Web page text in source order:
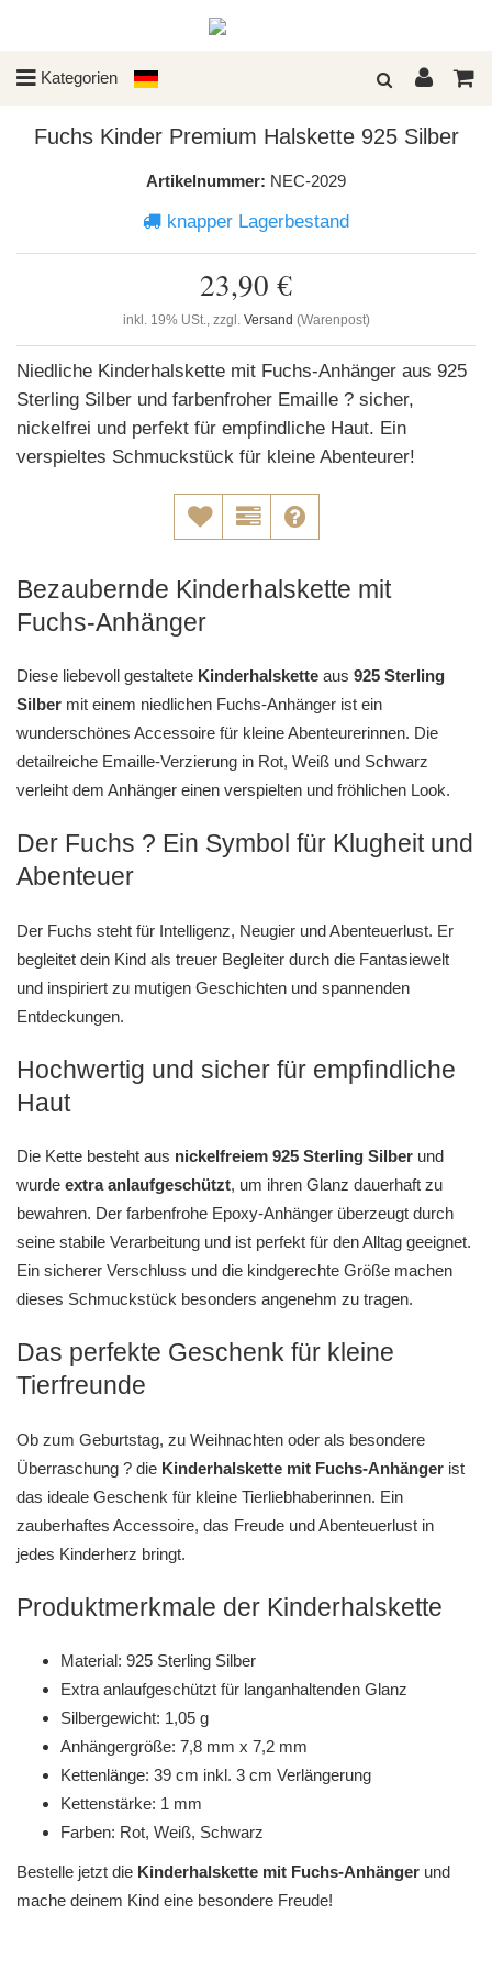
Kategorien
Fuchs Kinder Premium Halskette 925 Silber
Artikelnummer: NEC-2029
knapper Lagerbestand
23,90 €
inkl. 19% USt., zzgl. Versand (Warenpost)
Niedliche Kinderhalskette mit Fuchs-Anhänger aus 925
Sterling Silber und farbenfroher Emaille ? sicher,
nickelfrei und perfekt für empfindliche Haut. Ein
verspieltes Schmuckstück für kleine Abenteurer!
Bezaubernde Kinderhalskette mit
Fuchs-Anhänger
Diese liebevoll gestaltete Kinderhalskette aus 925 Sterling
Silber mit einem niedlichen Fuchs-Anhänger ist ein
wunderschönes Accessoire für kleine Abenteurerinnen. Die
detailreiche Emaille-Verzierung in Rot, Weiß und Schwarz
verleiht dem Anhänger einen verspielten und fröhlichen Look.
Der Fuchs ? Ein Symbol für Klugheit und
Abenteuer
Der Fuchs steht für Intelligenz, Neugier und Abenteuerlust. Er
begleitet dein Kind als treuer Begleiter durch die Fantasiewelt
und inspiriert zu mutigen Geschichten und spannenden
Entdeckungen.
Hochwertig und sicher für empfindliche
Haut
Die Kette besteht aus nickelfreiem 925 Sterling Silber und
wurde extra anlaufgeschützt, um ihren Glanz dauerhaft zu
bewahren. Der farbenfrohe Epoxy-Anhänger überzeugt durch
seine stabile Verarbeitung und ist perfekt für den Alltag geeignet.
Ein sicherer Verschluss und die kindgerechte Größe machen
dieses Schmuckstück besonders angenehm zu tragen.
Das perfekte Geschenk für kleine
Tierfreunde
Ob zum Geburtstag, zu Weihnachten oder als besondere
Überraschung ? die Kinderhalskette mit Fuchs-Anhänger ist
das ideale Geschenk für kleine Tierliebhaberinnen. Ein
zauberhaftes Accessoire, das Freude und Abenteuerlust in
jedes Kinderherz bringt.
Produktmerkmale der Kinderhalskette
Material: 925 Sterling Silber
Extra anlaufgeschützt für langanhaltenden Glanz
Silbergewicht: 1,05 g
Anhängergröße: 7,8 mm x 7,2 mm
Kettenlänge: 39 cm inkl. 3 cm Verlängerung
Kettenstärke: 1 mm
Farben: Rot, Weiß, Schwarz
Bestelle jetzt die Kinderhalskette mit Fuchs-Anhänger und
mache deinem Kind eine besondere Freude!